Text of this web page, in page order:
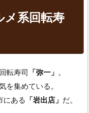
メ系回転寿
転寿司 「弥一」
を集めている。
にある
「岩出店」 だ。